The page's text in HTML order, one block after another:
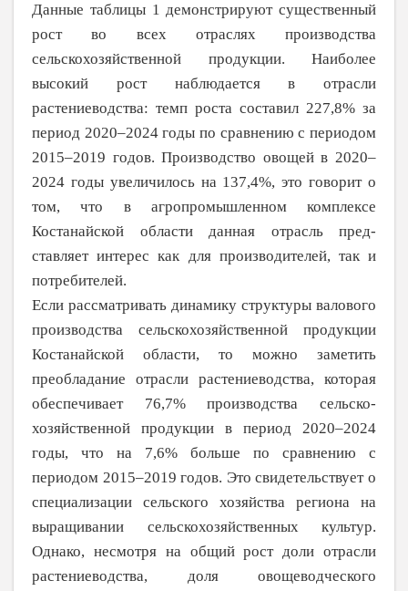
Данные таблицы 1 демонстрируют существенный
рост во всех отраслях произ­водства
сельскохозяйственной продукции. Наиболее
высокий рост наблюдается в отрасли
растениеводства: темп роста составил 227,8% за
период 2020–2024 годы по сравнению с периодом
2015–2019 годов. Производство овощей в 2020–
2024 годы увеличилось на 137,4%, это говорит о
том, что в агропромышленном комплексе
Костанайской области данная отрасль пред­
ставляет интерес как для производителей, так и
потребителей.
Если рассматривать динамику структуры валового
производства сельско­хозяйственной продукции
Костанайской области, то можно заметить
преобладание отрасли растениеводства, которая
обеспечивает 76,7% производства сельско­
хозяйственной продукции в период 2020–2024
годы, что на 7,6% больше по сравнению с
периодом 2015–2019 годов. Это свидетель­ствует о
специализации сельского хозяйства региона на
выращивании сельскохозяй­ственных культур.
Однако, несмотря на общий рост доли отрасли
растениеводства, доля овощеводческого